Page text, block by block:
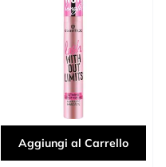
Aggiungi al Carrello